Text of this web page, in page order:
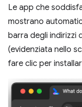
Le app che
mostrano
barra degli indirizzi
(evidenziata nello
fare clic per